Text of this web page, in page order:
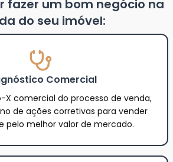
fazer um bom negócio na
do seu imóvel:
Comercial
comercial do processo de venda,
de ações corretivas para vender
pelo melhor valor de mercado.